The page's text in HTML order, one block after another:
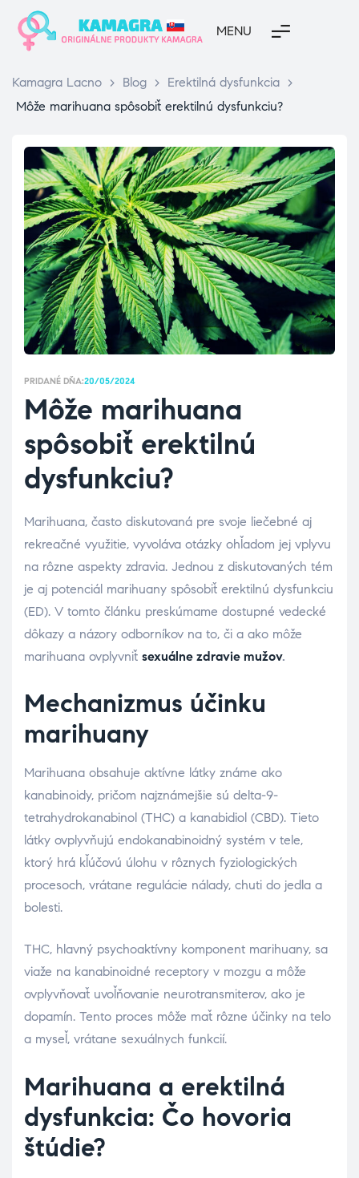
MENU
Kamagra Lacno > Blog > Erektilná dysfunkcia >
Môže marihuana spôsobiť erektilnú dysfunkciu?
PRIDANÉ DŇA:20/05/2024
Môže marihuana
spôsobiť erektilnú
dysfunkciu?
Marihuana, často diskutovaná pre svoje liečebné aj
rekreačné využitie, vyvoláva otázky ohľadom jej vplyvu
na rôzne aspekty zdravia. Jednou z diskutovaných tém
je aj potenciál marihuany spôsobiť erektilnú dysfunkciu
(ED). V tomto článku preskúmame dostupné vedecké
dôkazy a názory odborníkov na to, či a ako môže
marihuana ovplyvniť sexuálne zdravie mužov.
Mechanizmus účinku
marihuany
Marihuana obsahuje aktívne látky známe ako
kanabinoidy, pričom najznámejšie sú delta-9-
tetrahydrokanabinol (THC) a kanabidiol (CBD). Tieto
látky ovplyvňujú endokanabinoidný systém v tele,
ktorý hrá kľúčovú úlohu v rôznych fyziologických
procesoch, vrátane regulácie nálady, chuti do jedla a
bolesti.
THC, hlavný psychoaktívny komponent marihuany, sa
viaže na kanabinoidné receptory v mozgu a môže
ovplyvňovať uvoľňovanie neurotransmiterov, ako je
dopamín. Tento proces môže mať rôzne účinky na telo
a myseľ, vrátane sexuálnych funkcií.
Marihuana a erektilná
dysfunkcia: Čo hovoria
štúdie?